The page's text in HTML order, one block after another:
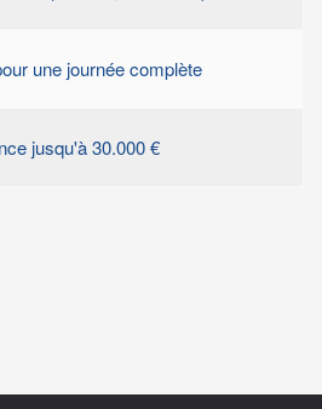
une journée complète
jusqu'à 30.000 €